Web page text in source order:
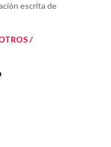
escrita de
/